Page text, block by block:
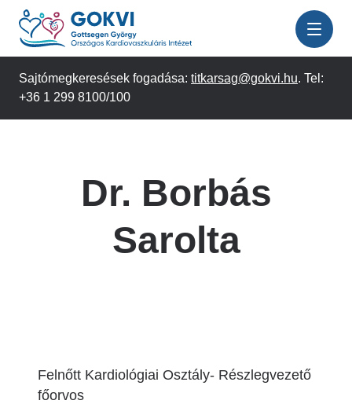
Ugrás
tartalomra
Sajtómegkeresések fogadása: titkarsag@gokvi.hu. Tel:
+36 1 299 8100/100
Dr. Borbás
Sarolta
Felnőtt Kardiológiai Osztály- Részlegvezető
főorvos